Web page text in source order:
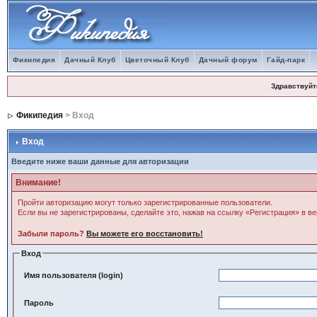
Фикипедия Дачный Клуб Цветочный Клуб Дачный форум Гайд-парк
Фикипедия> Вход
Вход
Введите ниже ваши данные для авторизации
Внимание!
Пройти авторизацию могут только зарегистрированные пользователи.
Если вы не зарегистрированы, сделайте это, нажав на ссылку «Регистрация» в
Забыли пароль? Вы можете его восстановить!
Вход
Имя пользователя (login)
Пароль